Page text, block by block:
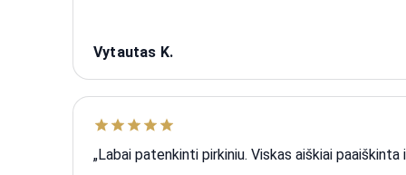
Vytautas K.
„Labai patenkinti pirkiniu. Viskas aiškiai